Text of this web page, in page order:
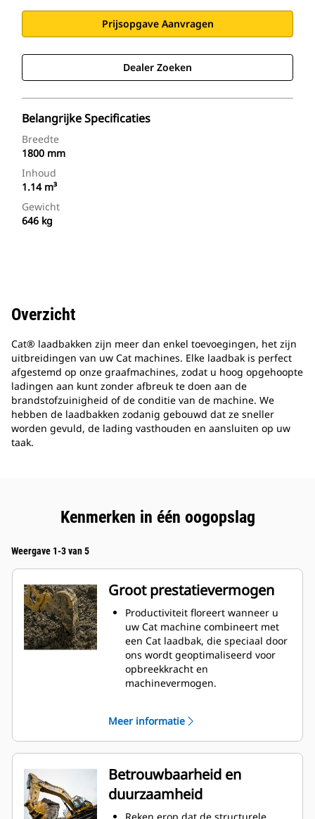
Prijsopgave Aanvragen
Dealer Zoeken
Belangrijke Specificaties
Breedte
1800 mm
Inhoud
1.14 m³
Gewicht
646 kg
Overzicht
Cat® laadbakken zijn meer dan enkel toevoegingen, het zijn
uitbreidingen van uw Cat machines. Elke laadbak is perfect
afgestemd op onze graafmachines, zodat u hoog opgehoopte
ladingen aan kunt zonder afbreuk te doen aan de
brandstofzuinigheid of de conditie van de machine. We
hebben de laadbakken zodanig gebouwd dat ze sneller
worden gevuld, de lading vasthouden en aansluiten op uw
taak.
Kenmerken in één oogopslag
Weergave 1-3 van 5
Groot prestatievermogen
Productiviteit floreert wanneer u
uw Cat machine combineert met
een Cat laadbak, die speciaal door
ons wordt geoptimaliseerd voor
opbreekkracht en
machinevermogen.
materiaalstroom in de laadbak. De
extra ruimte voor de hiel zorgt
ervoor dat de bodem van de
laadbak niet blijft slepen,
waardoor de onderhoudskosten
worden verminderd.
Het brandstofverbruik is het
Meer informatie
Betrouwbaarheid en
duurzaamheid